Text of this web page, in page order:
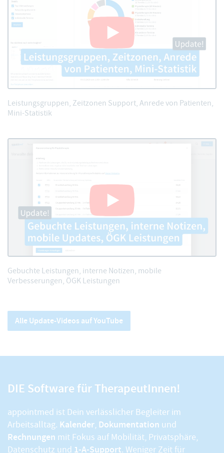
Leistungsgruppen, Zeitzonen Support, Anrede von Patienten,
Mini-Statistik
Gebuchte Leistungen, interne Notizen, mobile
Verbesserungen, ÖGK Leistungen
Alle Update-Videos auf YouTube
DIE Software für TherapeutInnen!
appointmed ist Dein verlässlicher Begleiter im
Arbeitsalltag. Kalender, Dokumentation und
Rechnungen mit Fokus auf Mobilität, Privatsphäre,
Datenschutz und 1-A-Support. Weniger Zeit für